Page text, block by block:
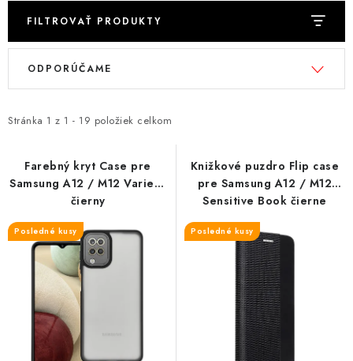
FILTROVAŤ PRODUKTY
V
i
r
d
Stránka 1 z 1 - 19 položiek celkom
R
e
e
r
ODPORÚČAME
Farebný kryt Case pre
Samsung A12 / M12 Variete
čierny
Posledné kusy
Knižkové puzdro Flip case
pre Samsung A12 / M12
Sensitive Book čierne
Posledné kusy